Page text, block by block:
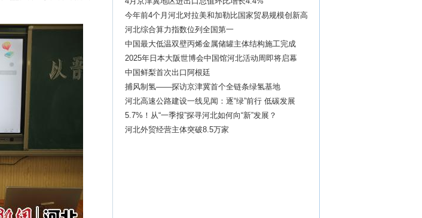
今年前4个月河北对拉美和加勒比国家贸易规模创新高
河北综合算力指数位列全国第一
中国最大低温双壁丙烯金属储罐主体结构施工完成
2025年日本大阪世博会中国馆河北活动周即将启幕
中国鲜梨首次出口阿根廷
捕风制氢——探访京津冀首个全链条绿氢基地
河北高速公路建设一线见闻：逐“绿”前行 低碳发展
5.7%！从“一季报”探寻河北如何向“新”发展？
河北外贸经营主体突破8.5万家